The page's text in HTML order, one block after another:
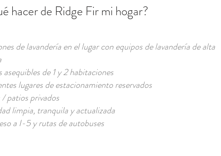
hacer de Ridge Fir mi hogar?
de lavandería en el lugar con equipos de lavandería de alta
asequibles de 1 y 2 habitaciones
lugares de estacionamiento reservados
/ patios privados
limpia, tranquila y actualizada
a I-5 y rutas de autobuses